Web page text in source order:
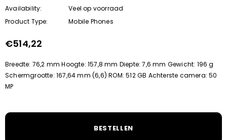
Availability:
Veel op voorraad
Product Type:
Mobile Phones
€514,22
Breedte: 76,2 mm Hoogte: 157,8 mm Diepte: 7,6 mm Gewicht: 196 g
Schermgrootte: 167,64 mm (6,6) ROM: 512 GB Achterste camera: 50
MP
BESTELLEN